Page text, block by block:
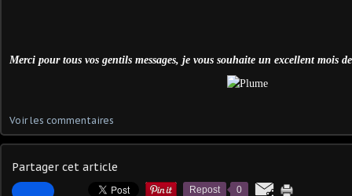
Merci pour tous vos gentils messages, je vous souhaite un excellent mois
Voir les commentaires
Partager cet article
Repost 0